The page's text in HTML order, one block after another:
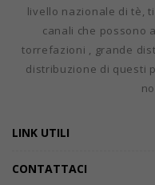
livello nazionale di tè,
canali che possono
torrefazioni , grande
distribuzione di questi
LINK UTILI
CONTATTACI